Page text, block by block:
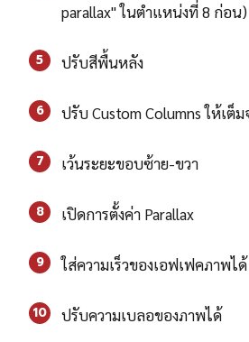
parallax" ในตำแหน่งที่ 8 ก่อน)
5 ปรับสีพื้นหลัง
6 ปรับ Custom Columns ให้เต็
7 เว้นระยะขอบซ้าย-ขวา
8 เปิดการตั้งค่า Parallax
9 ใส่ความเร็วของเอฟเฟคภาพได้
10 ปรับความเบลอของภาพได้